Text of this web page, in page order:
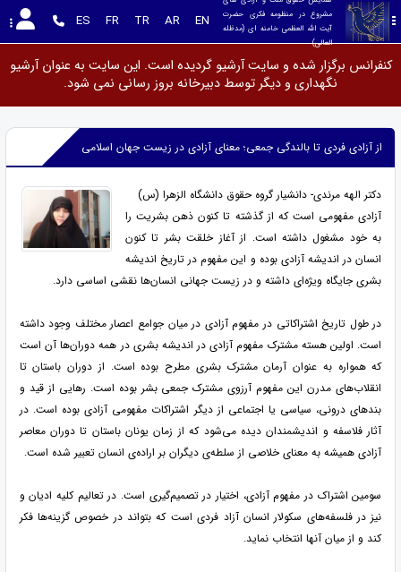
العالی)
EN
AR
TR
FR
ES
کنفرانس برگزار شده و سایت آرشیو گردیده است. این سایت به عنوان آرشیو
نگهداری و دیگر توسط دبیرخانه بروز رسانی نمی شود.
از آزادی فردی تا بالندگی جمعی؛ معنای آزادی در زیست جهان اسلامی
دکتر الهه مرندی- دانشیار گروه حقوق دانشگاه الزهرا (س)
آزادی مفهومی است که از گذشته تا کنون ذهن بشریت را
به خود مشغول داشته است. از آغاز خلقت بشر تا کنون
انسان در اندیشه آزادی بوده و این مفهوم در تاریخ اندیشه
بشری جایگاه ویژه‌ای داشته و در زیست جهانی انسان‌ها نقشی اساسی دارد.
در طول تاریخ اشتراکاتی در مفهوم آزادی در میان جوامع اعصار مختلف وجود داشته
است. اولین هسته مشترک مفهوم آزادی در اندیشه بشری در همه دوران‌ها آن است
که همواره به عنوان آرمان مشترک بشری مطرح بوده است. از دوران باستان تا
انقلاب‌های مدرن این مفهوم آرزوی مشترک جمعی بشر بوده است. رهایی از قید و
بندهای درونی، سیاسی یا اجتماعی از دیگر اشتراکات مفهومی آزادی بوده است. در
آثار فلاسفه و اندیشمندان دیده می‌شود که از زمان یونان باستان تا دوران معاصر
آزادی همیشه به معنای خلاصی از سلطه‌ی دیگران بر اراده‌ی انسان تعبیر شده است.
سومین اشتراک در مفهوم آزادی، اختیار در تصمیم‌گیری است. در تعالیم کلیه ادیان و
نیز در فلسفه‌های سکولار انسان آزاد فردی است که بتواند در خصوص گزینه‌ها فکر
کند و از میان آنها انتخاب نماید.